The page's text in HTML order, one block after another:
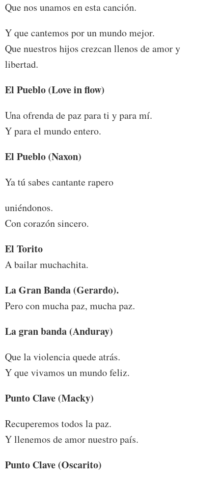
Que nos unamos en esta canción.
Y que cantemos por un mundo mejor.
Que nuestros hijos crezcan llenos de amor y
libertad.
El Pueblo (Love in flow)
Una ofrenda de paz para ti y para mí.
Y para el mundo entero.
El Pueblo (Naxon)
Ya tú sabes cantante rapero
uniéndonos.
Con corazón sincero.
El Torito
A bailar muchachita.
La Gran Banda (Gerardo).
Pero con mucha paz, mucha paz.
La gran banda (Anduray)
Que la violencia quede atrás.
Y que vivamos un mundo feliz.
Punto Clave (Macky)
Recuperemos todos la paz.
Y llenemos de amor nuestro país.
Punto Clave (Oscarito)